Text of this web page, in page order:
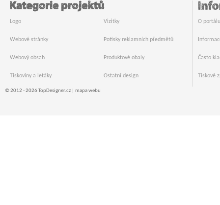
Logo
Webové stránky
Webový obsah
Tiskoviny a letáky
Vizitky
Potisky reklamních předmětů
Produktové obaly
Ostatní design
O portálu
Často
Tiskové
© 2012 - 2026 TopDesigner.cz | mapa webu